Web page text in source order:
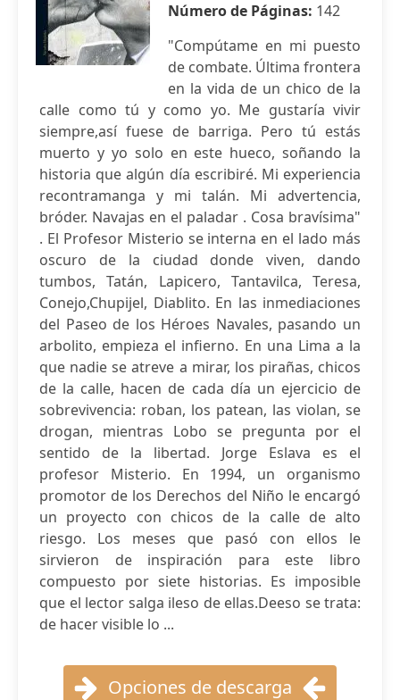
Número de Páginas: 142
"Compútame en mi puesto
de combate. Última frontera
en la vida de un chico de la
calle como tú y como yo. Me gustaría vivir
siempre,así fuese de barriga. Pero tú estás
muerto y yo solo en este hueco, soñando la
historia que algún día escribiré. Mi experiencia
recontramanga y mi talán. Mi advertencia,
bróder. Navajas en el paladar . Cosa bravísima"
. El Profesor Misterio se interna en el lado más
oscuro de la ciudad donde viven, dando
tumbos, Tatán, Lapicero, Tantavilca, Teresa,
Conejo,Chupijel, Diablito. En las inmediaciones
del Paseo de los Héroes Navales, pasando un
arbolito, empieza el infierno. En una Lima a la
que nadie se atreve a mirar, los pirañas, chicos
de la calle, hacen de cada día un ejercicio de
sobrevivencia: roban, los patean, las violan, se
drogan, mientras Lobo se pregunta por el
sentido de la libertad. Jorge Eslava es el
profesor Misterio. En 1994, un organismo
promotor de los Derechos del Niño le encargó
un proyecto con chicos de la calle de alto
riesgo. Los meses que pasó con ellos le
sirvieron de inspiración para este libro
compuesto por siete historias. Es imposible
que el lector salga ileso de ellas.Deeso se trata:
de hacer visible lo ...
Opciones de descarga